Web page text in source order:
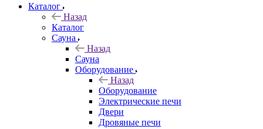
Каталог
Назад
Каталог
Сауна
Назад
Сауна
Оборудование
Назад
Оборудование
Электрические печи
Двери
Дровяные печи